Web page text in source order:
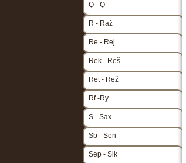
Q - Q
R - Raž
Re - Rej
Rek - Reš
Ret - Rež
Rf -Ry
S - Sax
Sb - Sen
Sep - Sik